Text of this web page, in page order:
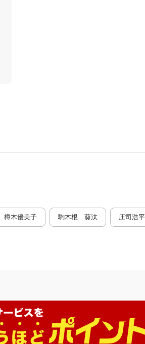
樽木優美子 駒木根 葵汰 庄司浩平